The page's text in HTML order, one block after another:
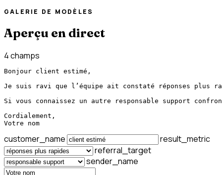
GALERIE DE MODÈLES
Aperçu en direct
4 champs
Bonjour client estimé,
Je suis ravi que l’équipe ait constaté réponses plus
Si vous connaissez un autre responsable support
Cordialement,
Votre nom
customer_name
result_metric
referral_target
sender_name